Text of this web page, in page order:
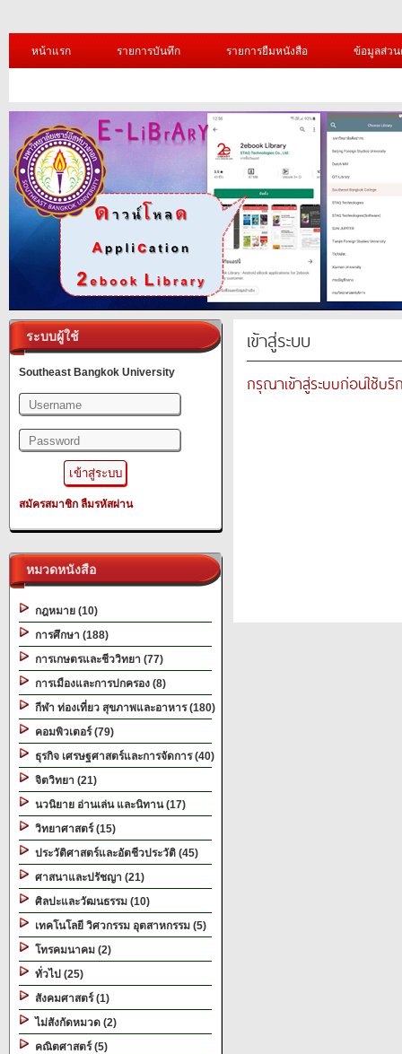
หน้าแรก รายการบันทึก รายการยืมหนังสือ ข้อมูลส่ว
ระบบผู้ใช้
Southeast Bangkok University
สมัครสมาชิก ลืมรหัสผ่าน
หมวดหนังสือ
กฎหมาย (10)
การศึกษา (188)
การเกษตรและชีววิทยา (77)
การเมืองและการปกครอง (8)
กีฬา ท่องเที่ยว สุขภาพและอาหาร (180)
คอมพิวเตอร์ (79)
ธุรกิจ เศรษฐศาสตร์และการจัดการ (40)
จิตวิทยา (21)
นวนิยาย อ่านเล่น และนิทาน (17)
วิทยาศาสตร์ (15)
ประวัติศาสตร์และอัตชีวประวัติ (45)
ศาสนาและปรัชญา (21)
ศิลปะและวัฒนธรรม (10)
เทคโนโลยี วิศวกรรม อุตสาหกรรม (5)
โทรคมนาคม (2)
ทั่วไป (25)
สังคมศาสตร์ (1)
ไม่สังกัดหมวด (2)
คณิตศาสตร์ (5)
เข้าสู่ระบบ
กรุณาเข้าสู่ระบบก่อนใช้บริ